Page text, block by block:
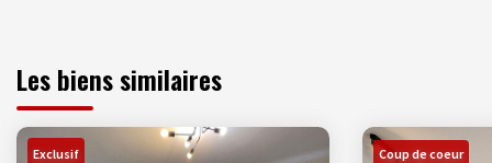
Les biens similaires
Exclusif Coup de coeur